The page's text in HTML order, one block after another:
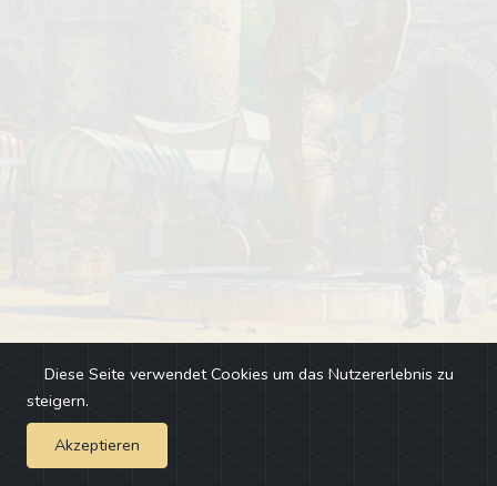
Impressum - Changelog
Diese Seite verwendet Cookies um das Nutzererlebnis zu
steigern.
Akzeptieren